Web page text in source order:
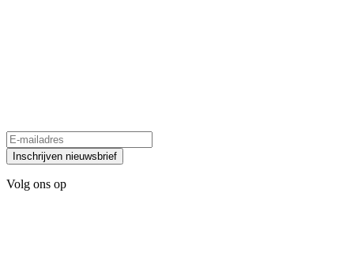
Inschrijven nieuwsbrief
Volg ons op